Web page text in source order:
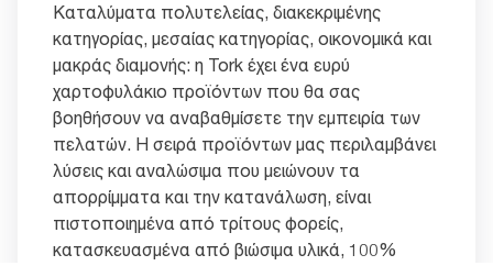
Καταλύματα πολυτελείας, διακεκριμένης
κατηγορίας, μεσαίας κατηγορίας, οικονομικά και
μακράς διαμονής: η Tork έχει ένα ευρύ
χαρτοφυλάκιο προϊόντων που θα σας
βοηθήσουν να αναβαθμίσετε την εμπειρία των
πελατών. Η σειρά προϊόντων μας περιλαμβάνει
λύσεις και αναλώσιμα που μειώνουν τα
απορρίμματα και την κατανάλωση, είναι
πιστοποιημένα από τρίτους φορείς,
κατασκευασμένα από βιώσιμα υλικά, 100%